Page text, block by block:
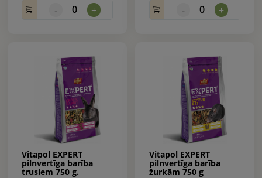
- 0 + - 0 +
Vitapol EXPERT
pilnvertīga barība
trusiem 750 g.
Vitapol EXPERT
pilnvertīga barība
žurkām 750 g